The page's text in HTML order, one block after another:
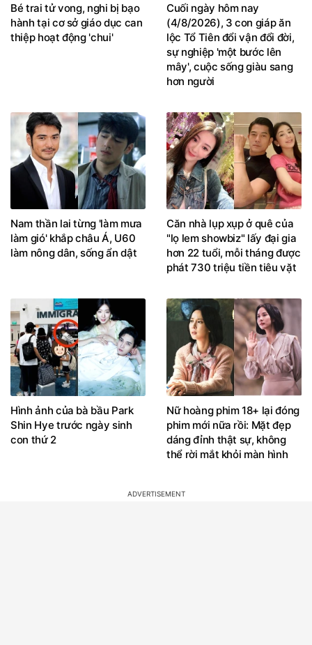
Bé trai tử vong, nghi bị bạo
hành tại cơ sở giáo dục can
thiệp hoạt động 'chui'
Cuối ngày hôm nay
(4/8/2026), 3 con giáp ăn
lộc Tổ Tiên đổi vận đổi đời,
sự nghiệp 'một bước lên
mây', cuộc sống giàu sang
hơn người
Nam thần lai từng 'làm mưa
làm gió' khắp châu Á, U60
làm nông dân, sống ẩn dật
Căn nhà lụp xụp ở quê của
"lọ lem showbiz" lấy đại gia
hơn 22 tuổi, mỗi tháng được
phát 730 triệu tiền tiêu vặt
Hình ảnh của bà bầu Park
Shin Hye trước ngày sinh
con thứ 2
Nữ hoàng phim 18+ lại đóng
phim mới nữa rồi: Mặt đẹp
dáng đỉnh thật sự, không
thể rời mắt khỏi màn hình